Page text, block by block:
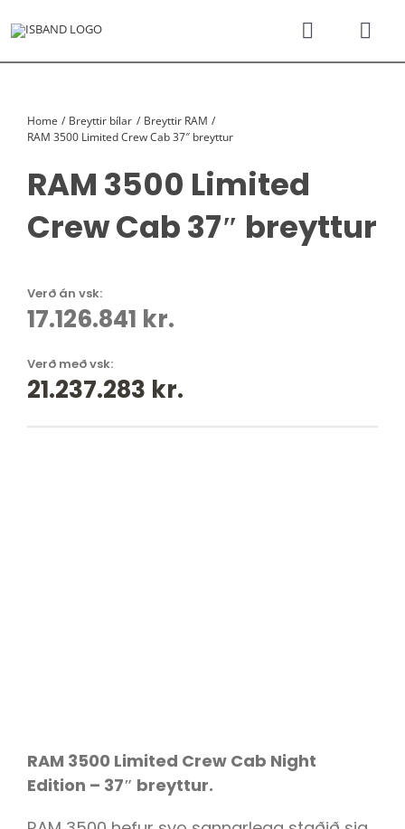
content
Toggle
TILBOÐSBÍLAR
NÝIR BÍLAR
VEFVERSLUN
Home Breyttir bílar
Breyttir RAM
RAM 3500 Limited Crew Cab 37″ breyttur
RAM 3500 Limited
Crew Cab 37″ breyttur
Verð án vsk:
17.126.841 kr.
Verð með vsk:
21.237.283 kr.
RAM 3500 Limited Crew Cab Night
Edition – 37″ breyttur.